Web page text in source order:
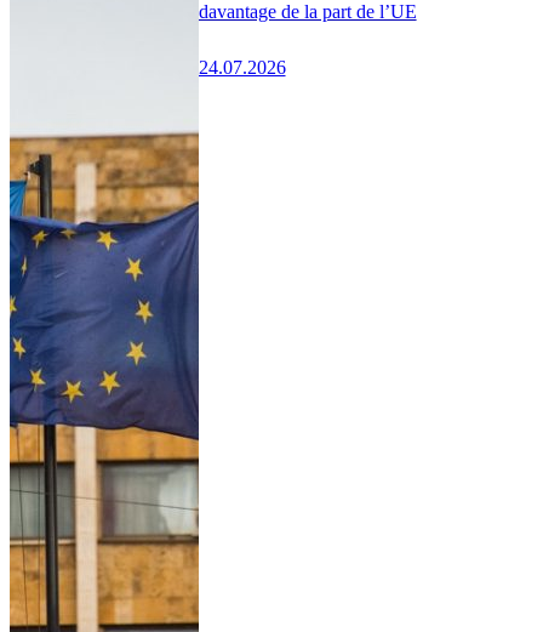
davantage de la part de l’UE
24.07.2026